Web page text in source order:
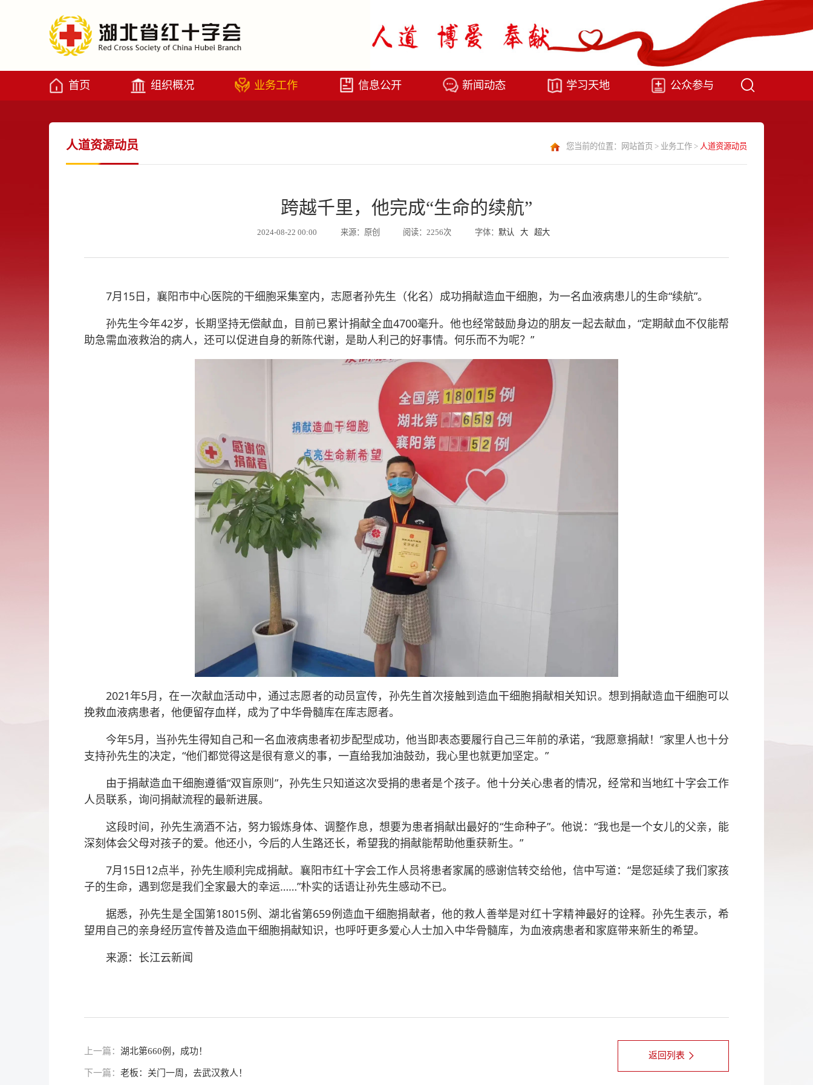
首页 组织概况 业务工作 信息公开 新闻动态 学习天地 公众参与
人道资源动员 您当前的位置： 网站首页 > 业务工作 > 人道资源动员
跨越千里，他完成“生命的续航”
2024-08-22 00:00 来源：原创 阅读：2256次 字体： 默认 大 超大
7月15日，襄阳市中心医院的干细胞采集室内，志愿者孙先生（化名）成功捐献造血干细胞，为一名血液病患儿的生命“续航”。
孙先生今年42岁，长期坚持无偿献血，目前已累计捐献全血4700毫升。他也经常鼓励身边的朋友一起去献血，“定期献血不仅能帮
助急需血液救治的病人，还可以促进自身的新陈代谢，是助人利己的好事情。何乐而不为呢？”
2021年5月，在一次献血活动中，通过志愿者的动员宣传，孙先生首次接触到造血干细胞捐献相关知识。想到捐献造血干细胞可以
挽救血液病患者，他便留存血样，成为了中华骨髓库在库志愿者。
今年5月，当孙先生得知自己和一名血液病患者初步配型成功，他当即表态要履行自己三年前的承诺，“我愿意捐献！”家里人也十分
支持孙先生的决定，“他们都觉得这是很有意义的事，一直给我加油鼓劲，我心里也就更加坚定。”
由于捐献造血干细胞遵循“双盲原则”，孙先生只知道这次受捐的患者是个孩子。他十分关心患者的情况，经常和当地红十字会工作
人员联系，询问捐献流程的最新进展。
这段时间，孙先生滴酒不沾，努力锻炼身体、调整作息，想要为患者捐献出最好的“生命种子”。他说：“我也是一个女儿的父亲，能
深刻体会父母对孩子的爱。他还小，今后的人生路还长，希望我的捐献能帮助他重获新生。”
7月15日12点半，孙先生顺利完成捐献。襄阳市红十字会工作人员将患者家属的感谢信转交给他，信中写道：“是您延续了我们家孩
子的生命，遇到您是我们全家最大的幸运……”朴实的话语让孙先生感动不已。
据悉，孙先生是全国第18015例、湖北省第659例造血干细胞捐献者，他的救人善举是对红十字精神最好的诠释。孙先生表示，希
望用自己的亲身经历宣传普及造血干细胞捐献知识，也呼吁更多爱心人士加入中华骨髓库，为血液病患者和家庭带来新生的希望。
来源：长江云新闻
上一篇： 湖北第660例，成功！
下一篇： 老板：关门一周，去武汉救人！
返回列表